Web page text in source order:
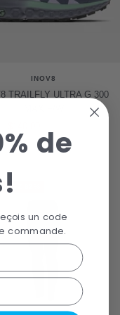
INOV8
TRAILFLY ULTRA G 300
de
normal
2 couleurs disponibles
62%
de
un code
commande.